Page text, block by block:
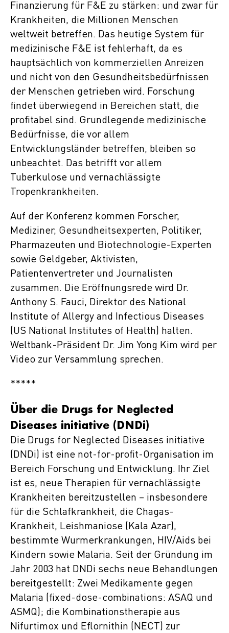
Finanzierung für F&E zu stärken: und zwar für
Krankheiten, die Millionen Menschen
weltweit betreffen. Das heutige System für
medizinische F&E ist fehlerhaft, da es
hauptsächlich von kommerziellen Anreizen
und nicht von den Gesundheitsbedürfnissen
der Menschen getrieben wird. Forschung
findet überwiegend in Bereichen statt, die
profitabel sind. Grundlegende medizinische
Bedürfnisse, die vor allem
Entwicklungsländer betreffen, bleiben so
unbeachtet. Das betrifft vor allem
Tuberkulose und vernachlässigte
Tropenkrankheiten.
Auf der Konferenz kommen Forscher,
Mediziner, Gesundheitsexperten, Politiker,
Pharmazeuten und Biotechnologie-Experten
sowie Geldgeber, Aktivisten,
Patientenvertreter und Journalisten
zusammen. Die Eröffnungsrede wird Dr.
Anthony S. Fauci, Direktor des National
Institute of Allergy and Infectious Diseases
(US National Institutes of Health) halten.
Weltbank-Präsident Dr. Jim Yong Kim wird per
Video zur Versammlung sprechen.
*****
Über die Drugs for Neglected
Diseases initiative (DNDi)
Die Drugs for Neglected Diseases initiative
(DNDi) ist eine not-for-profit-Organisation im
Bereich Forschung und Entwicklung. Ihr Ziel
ist es, neue Therapien für vernachlässigte
Krankheiten bereitzustellen – insbesondere
für die Schlafkrankheit, die Chagas-
Krankheit, Leishmaniose (Kala Azar),
bestimmte Wurmerkrankungen, HIV/Aids bei
Kindern sowie Malaria. Seit der Gründung im
Jahr 2003 hat DNDi sechs neue Behandlungen
bereitgestellt: Zwei Medikamente gegen
Malaria (fixed-dose-combinations: ASAQ und
ASMQ); die Kombinationstherapie aus
Nifurtimox und Eflornithin (NECT) zur